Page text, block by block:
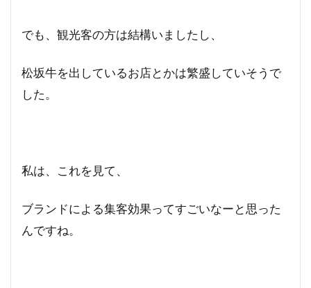
でも、観光客の方は結構いましたし、
松坂牛を出しているお店とかは繁盛していそうで
した。
私は、これを見て、
ブランドによる集客効果ってすごいなーと思った
んですね。